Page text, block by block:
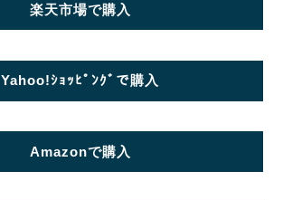
楽天市場で購入
Yahoo!ｼｮｯﾋﾟﾝｸﾞで購入
Amazonで購入